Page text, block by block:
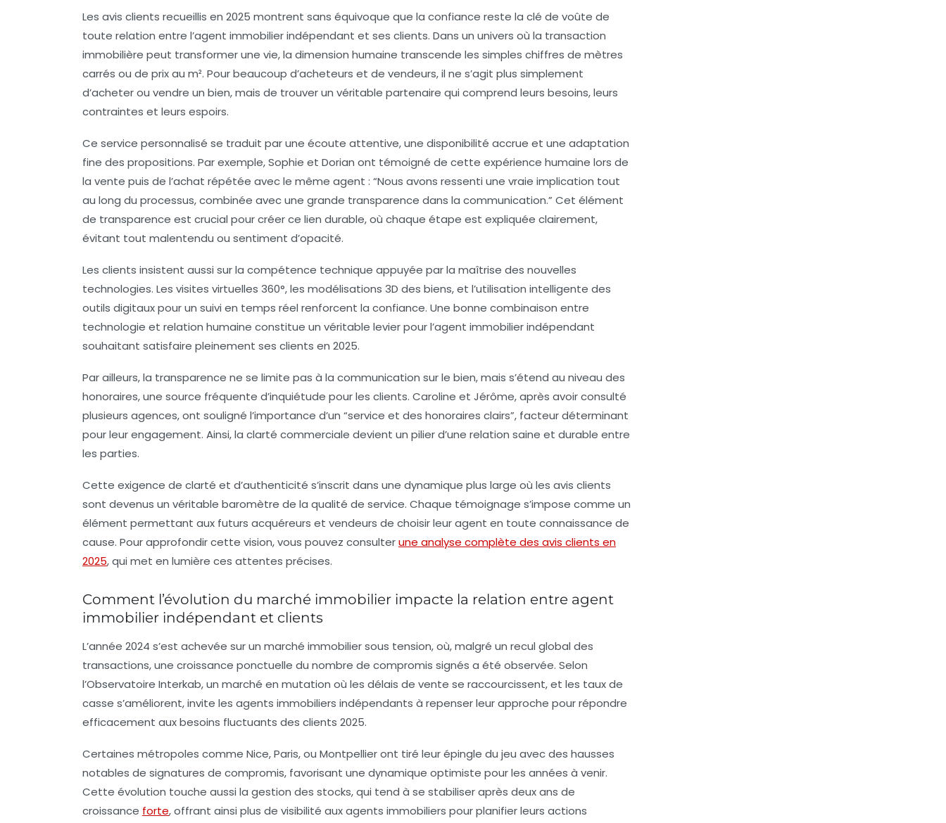
Les avis clients recueillis en 2025 montrent sans équivoque que la confiance reste la clé de voûte de
toute relation entre l’agent immobilier indépendant et ses clients. Dans un univers où la transaction
immobilière peut transformer une vie, la dimension humaine transcende les simples chiffres de mètres
carrés ou de prix au m². Pour beaucoup d’acheteurs et de vendeurs, il ne s’agit plus simplement
d’acheter ou vendre un bien, mais de trouver un véritable partenaire qui comprend leurs besoins, leurs
contraintes et leurs espoirs.
Ce service personnalisé se traduit par une écoute attentive, une disponibilité accrue et une adaptation
fine des propositions. Par exemple, Sophie et Dorian ont témoigné de cette expérience humaine lors de
la vente puis de l’achat répétée avec le même agent : “Nous avons ressenti une vraie implication tout
au long du processus, combinée avec une grande transparence dans la communication.” Cet élément
de transparence est crucial pour créer ce lien durable, où chaque étape est expliquée clairement,
évitant tout malentendu ou sentiment d’opacité.
Les clients insistent aussi sur la compétence technique appuyée par la maîtrise des nouvelles
technologies. Les visites virtuelles 360°, les modélisations 3D des biens, et l’utilisation intelligente des
outils digitaux pour un suivi en temps réel renforcent la confiance. Une bonne combinaison entre
technologie et relation humaine constitue un véritable levier pour l’agent immobilier indépendant
souhaitant satisfaire pleinement ses clients en 2025.
Par ailleurs, la transparence ne se limite pas à la communication sur le bien, mais s’étend au niveau des
honoraires, une source fréquente d’inquiétude pour les clients. Caroline et Jérôme, après avoir consulté
plusieurs agences, ont souligné l’importance d’un “service et des honoraires clairs”, facteur déterminant
pour leur engagement. Ainsi, la clarté commerciale devient un pilier d’une relation saine et durable entre
les parties.
Cette exigence de clarté et d’authenticité s’inscrit dans une dynamique plus large où les avis clients
sont devenus un véritable baromètre de la qualité de service. Chaque témoignage s’impose comme un
élément permettant aux futurs acquéreurs et vendeurs de choisir leur agent en toute connaissance de
cause. Pour approfondir cette vision, vous pouvez consulterune analyse complète des avis clients en
2025, qui met en lumière ces attentes précises.
Comment l’évolution du marché immobilier impacte la relation entre agent
immobilier indépendant et clients
L’année 2024 s’est achevée sur un marché immobilier sous tension, où, malgré un recul global des
transactions, une croissance ponctuelle du nombre de compromis signés a été observée. Selon
l’Observatoire Interkab, un marché en mutation où les délais de vente se raccourcissent, et les taux de
casse s’améliorent, invite les agents immobiliers indépendants à repenser leur approche pour répondre
efficacement aux besoins fluctuants des clients 2025.
Certaines métropoles comme Nice, Paris, ou Montpellier ont tiré leur épingle du jeu avec des hausses
notables de signatures de compromis, favorisant une dynamique optimiste pour les années à venir.
Cette évolution touche aussi la gestion des stocks, qui tend à se stabiliser après deux ans de
croissance forte, offrant ainsi plus de visibilité aux agents immobiliers pour planifier leurs actions